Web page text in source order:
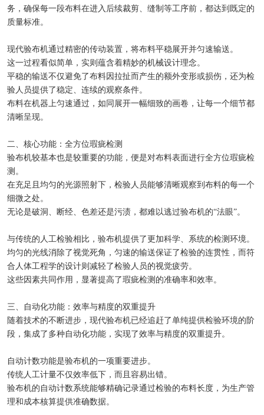
务，确保每一段布料在进入后续裁剪、缝制等工序前，都达到既定的
质量标准。
现代验布机通过精密的传动装置，将布料平稳展开并匀速输送。
这一过程看似简单，实则蕴含着精妙的机械设计理念。
平稳的输送不仅避免了布料因拉扯而产生的额外变形或损伤，还为检
验人员提供了稳定、连续的观察条件。
布料在机器上匀速通过，如同展开一幅细致的画卷，让每一个细节都
清晰呈现。
二、核心功能：全方位瑕疵检测
验布机较基本也是较重要的功能，便是对布料表面进行全方位瑕疵检
测。
在充足且均匀的光源照射下，检验人员能够清晰观察到布料的每一个
细微之处。
无论是破洞、断经、色差还是污渍，都难以逃过验布机的“法眼”。
与传统的人工检验相比，验布机提供了更加科学、系统的检测环境。
均匀的光线消除了视觉死角，匀速的输送保证了检验的连贯性，而符
合人体工程学的设计则减轻了检验人员的视觉疲劳。
这些因素共同作用，显著提高了瑕疵检测的准确率和效率。
三、自动化功能：效率与精度的双重提升
随着技术的不断进步，现代验布机已经追赶了单纯提供检验环境的阶
段，集成了多种自动化功能，实现了效率与精度的双重提升。
自动计数功能是验布机的一项重要进步。
传统人工计量不仅效率低下，而且容易出错。
验布机的自动计数系统能够精确记录通过检验的布料长度，为生产管
理和成本核算提供准确数据。